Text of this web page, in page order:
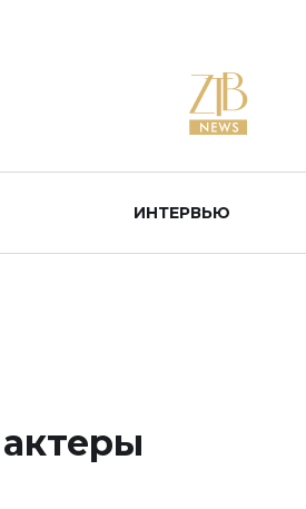
ИНТЕРВЬЮ